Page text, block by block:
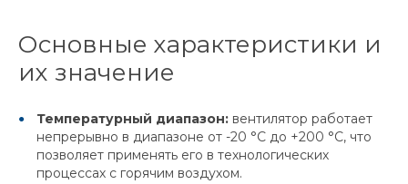
Основные характеристики и
их значение
Температурный диапазон: вентилятор работает
непрерывно в диапазоне от -20 °C до +200 °C, что
позволяет применять его в технологических
процессах с горячим воздухом.